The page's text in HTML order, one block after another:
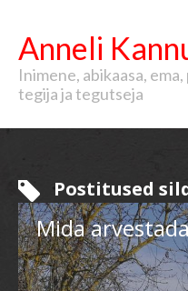
Anneli
Inimene, abikaasa,
tegija ja tegutseja
Postitused
Mida